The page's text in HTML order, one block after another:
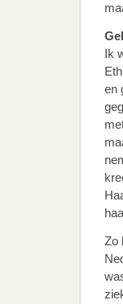
Ik
en
Zo